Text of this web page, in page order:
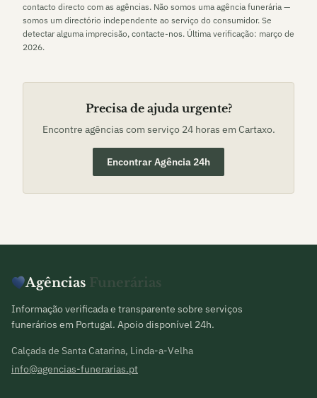
contacto directo com as agências. Não somos uma agência funerária —
somos um directório independente ao serviço do consumidor. Se
detectar alguma imprecisão, contacte-nos. Última verificação: março de
2026.
Precisa de ajuda urgente?
Encontre agências com serviço 24 horas em Cartaxo.
Encontrar Agência 24h
Agências Funerárias
Informação verificada e transparente sobre serviços
funerários em Portugal. Apoio disponível 24h.
Calçada de Santa Catarina, Linda-a-Velha
info@agencias-funerarias.pt